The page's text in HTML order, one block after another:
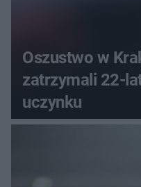
Oszustwo w
zatrzymali 22-
uczynku